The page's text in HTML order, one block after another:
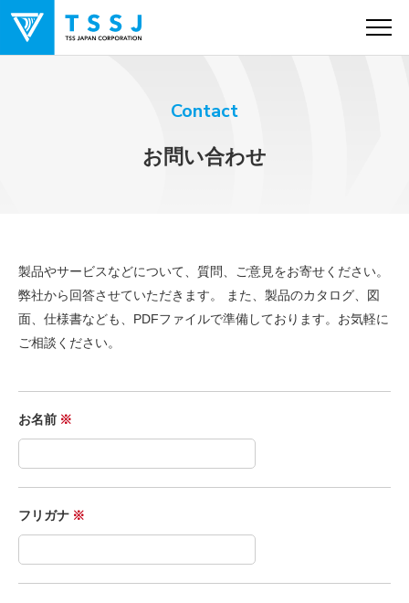
見る
会社情報
ニュース
Contact
お問い合わせ
製品やサービスなどについて、質問、ご意見をお寄せください。
弊社から回答させていただきます。 また、製品のカタログ、図
面、仕様書なども、PDFファイルで準備しております。お気軽に
ご相談ください。
お名前 ※
フリガナ ※